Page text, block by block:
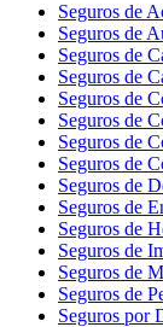
Seguros de
Seguros de
Seguros de
Seguros de
Seguros de
Seguros de
Seguros de
Seguros de
Seguros de
Seguros de
Seguros de
Seguros de
Seguros de
Seguros de
Seguros por